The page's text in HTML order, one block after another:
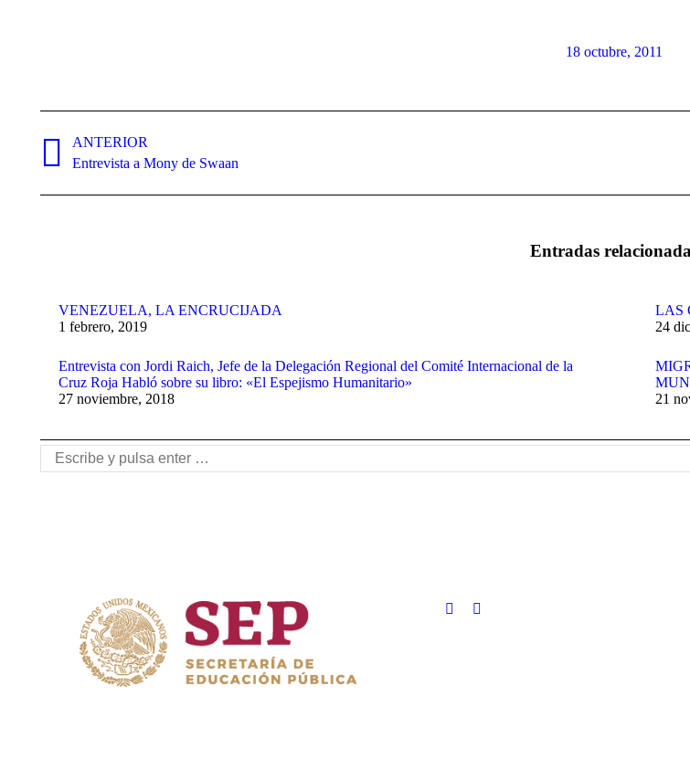
18 octubre, 2011
entre
publicaciones
ANTERIOR
Publicación
Entrevista a Mony de Swaan
Entradas
VENEZUELA, LA ENCRUCIJADA
1 febrero, 2019
LAS
24
Entrevista con Jordi Raich, Jefe de la Delegación Regional del Comité Internacional de la
Cruz Roja Habló sobre su libro: «El Espejismo Humanitario»
27 noviembre, 2018
21
Buscar: